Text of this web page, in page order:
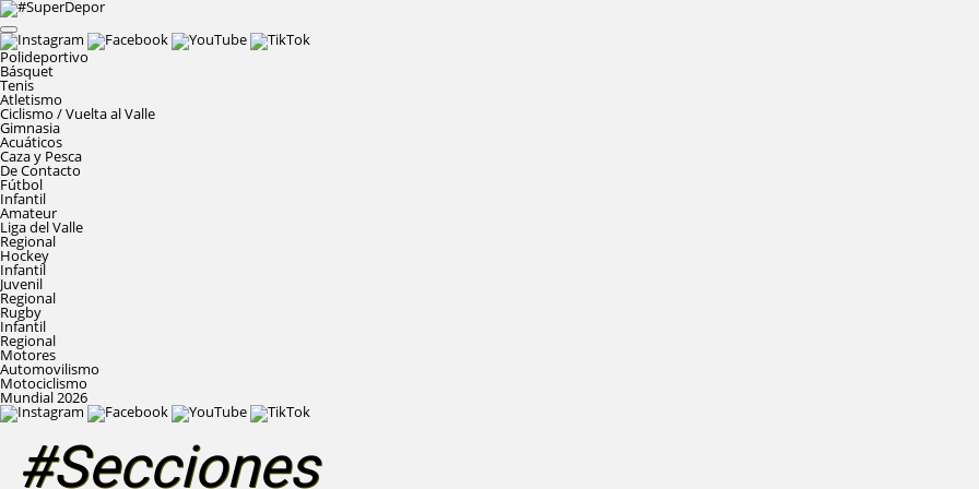
Polideportivo
Básquet
Tenis
Atletismo
Ciclismo / Vuelta al Valle
Gimnasia
Acuáticos
Caza y Pesca
De Contacto
Fútbol
Infantil
Amateur
Liga del Valle
Regional
Hockey
Infantil
Juvenil
Regional
Rugby
Infantil
Regional
Motores
Automovilismo
Motociclismo
Mundial 2026
#Secciones